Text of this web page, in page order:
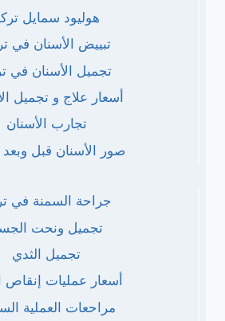
هوليود سمايل
تبييض الأسنان في
تجميل الأسنان في
أسعار علاج و تجميل
تجارب الأسنان
صور الأسنان قبل وبعد
جراحة السمنة في
تجميل ونحت
تجميل الثدي
أسعار عمليات إنقاص
مراحعات العملية